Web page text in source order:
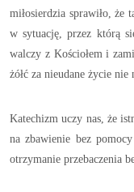
miłosierdzia sprawiło, że
w sytuację, przez którą
walczy z Kościołem i
żółć za nieudane życie nie
Katechizm uczy nas, że
na zbawienie bez
otrzymanie przebaczenia